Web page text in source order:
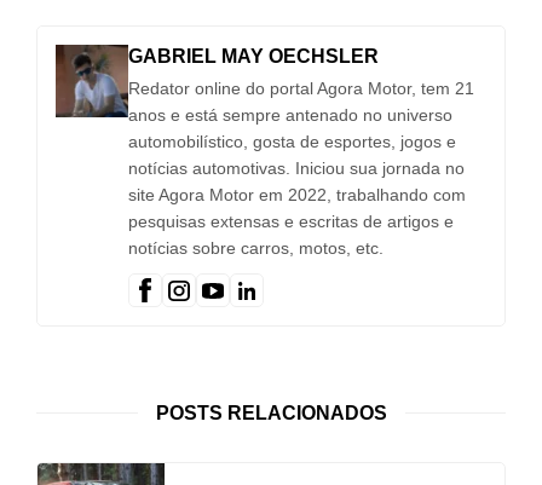
GABRIEL MAY OECHSLER
Redator online do portal Agora Motor, tem 21
anos e está sempre antenado no universo
automobilístico, gosta de esportes, jogos e
notícias automotivas. Iniciou sua jornada no
site Agora Motor em 2022, trabalhando com
pesquisas extensas e escritas de artigos e
notícias sobre carros, motos, etc.
POSTS RELACIONADOS